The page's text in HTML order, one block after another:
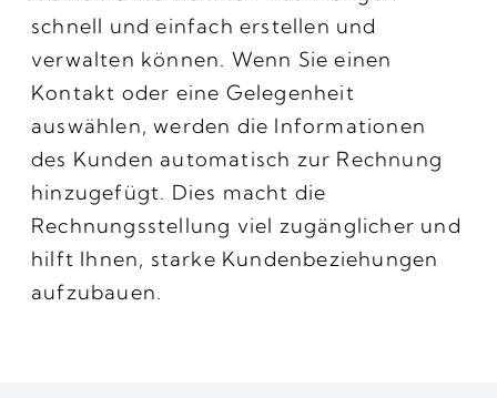
schnell und einfach erstellen und
verwalten können. Wenn Sie einen
Kontakt oder eine Gelegenheit
auswählen, werden die Informationen
des Kunden automatisch zur Rechnung
hinzugefügt. Dies macht die
Rechnungsstellung viel zugänglicher und
hilft Ihnen, starke Kundenbeziehungen
aufzubauen.